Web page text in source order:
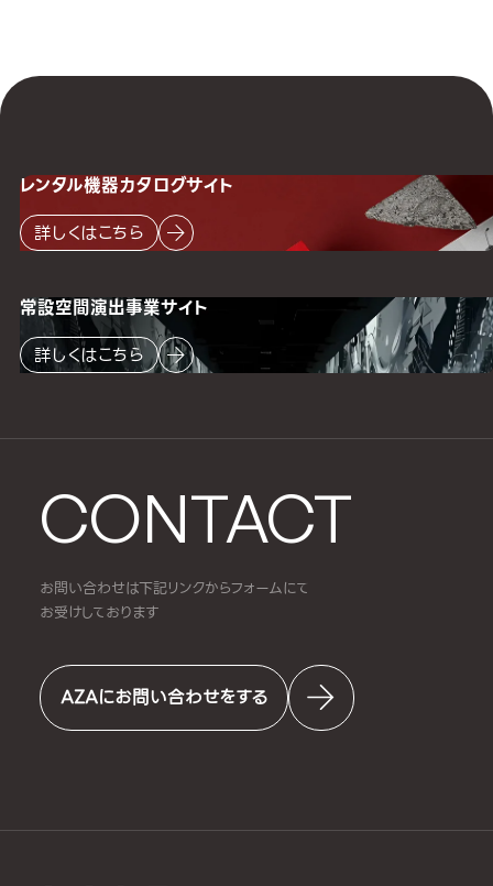
CONTACT
お問い合わせは下記リンクからフォームにて
お受けしております
AZAにお問い合わせをする
レンタル機器カタログサイト
詳しくはこちら
常設空間演出事業サイト
詳しくはこちら